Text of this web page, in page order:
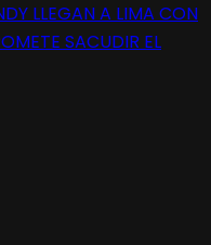
LLEGAN A LIMA CON
SACUDIR EL